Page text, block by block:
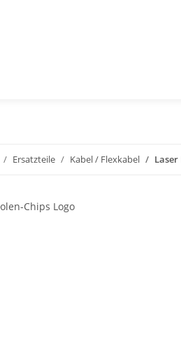
Ersatzteile Kabel / Flexkabel Laser